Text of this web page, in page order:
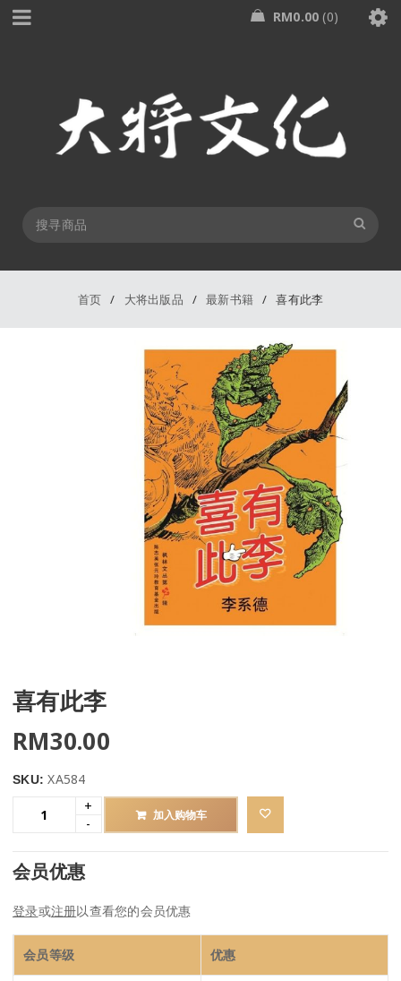
RM0.00 0
首页 / 大将出版品 / 最新书籍 / 喜有此李
喜有此李
RM30.00
SKU:XA584
加入购物车
会员优惠
登录或注册以查看您的会员优惠
会员等级 优惠